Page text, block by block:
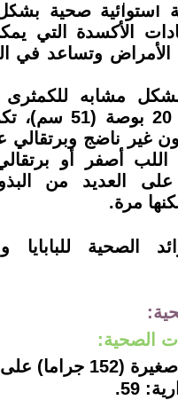
استوائية صحية
الأكسدة التي
الأمراض وتساعد في
بشكل مشابه
يصل طولها إلى 20
غير ناضج وبرتقالي
اللب أصفر أو
على العديد من
مرة.
الصحية للبابايا
جراما) على:
59.